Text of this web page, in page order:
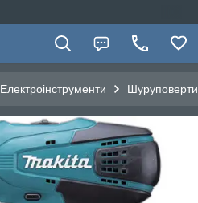
Електроінструменти